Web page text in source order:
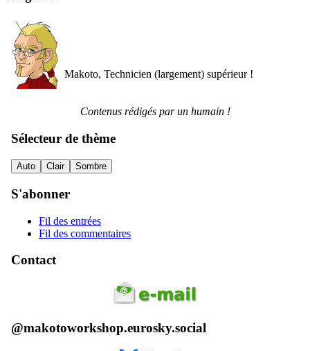
Makoto, Technicien (largement) supérieur !
Contenus rédigés par un humain !
Sélecteur de thème
Auto Clair Sombre
S'abonner
Fil des entrées
Fil des commentaires
Contact
@makotoworkshop.eurosky.social